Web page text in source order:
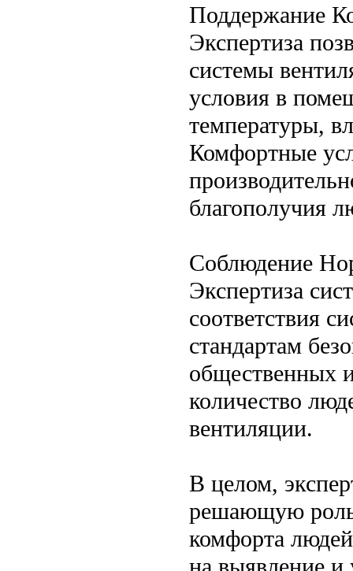
Поддержание
Экспертиза
системы
условия в
температуры,
Комфортные
благополучия
Соблюдение
Экспертиза
соответствия
стандартам
общественных
количество
вентиляции.
В целом,
решающую роль
комфорта